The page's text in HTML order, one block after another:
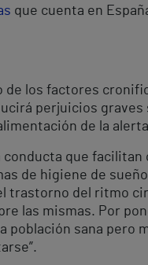
que cuenta en
de los factores
perjuicios
de la
que
de higiene de
trastorno del ritmo
las mismas. Por
población sana pero